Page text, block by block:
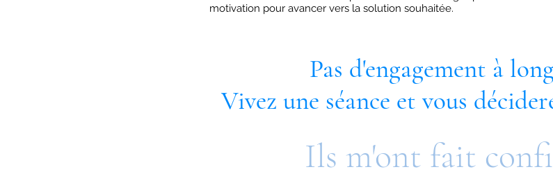
motivation pour avancer vers la solution souhaitée.
Pas d'engagement à
Vivez une séance et vous
Ils m'ont fait